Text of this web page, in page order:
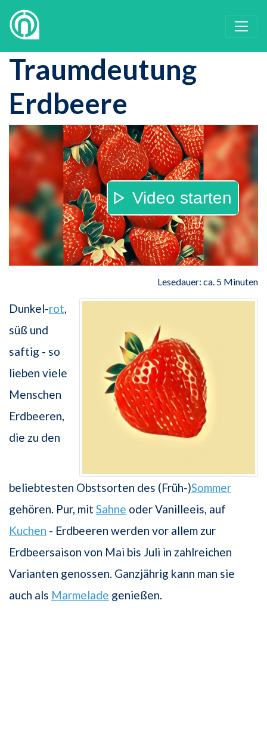
Traumdeutung
Erdbeere
Video starten
Lesedauer: ca. 5 Minuten
Dunkel-rot
süß und
saftig - so
lieben viele
Menschen
Erdbeeren,
die zu den
beliebtesten Obstsorten des (Früh-)Sommer
gehören. Pur, mit Sahne oder Vanilleeis, auf
Kuchen - Erdbeeren werden vor allem zur
Erdbeersaison von Mai bis Juli in zahlreichen
Varianten genossen. Ganzjährig kann man sie
auch als Marmelade genießen.